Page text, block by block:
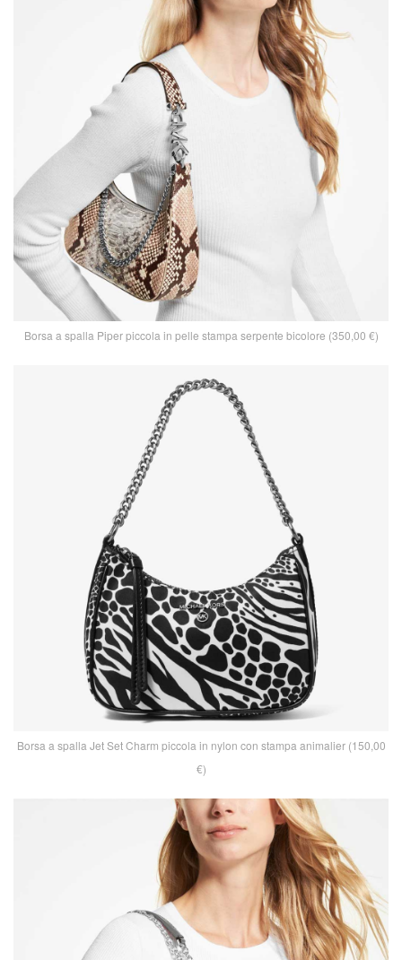
Borsa a spalla Piper piccola in pelle stampa serpente bicolore (350,00 €)
Borsa a spalla Jet Set Charm piccola in nylon con stampa animalier (150,00
€)